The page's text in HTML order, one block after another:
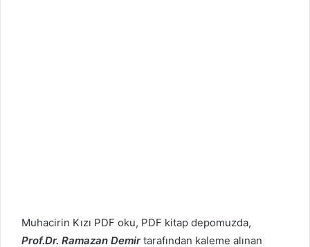
Muhacirin Kızı PDF oku, PDF kitap depomuzda,
Prof.Dr. Ramazan Demirtarafından kaleme alınan